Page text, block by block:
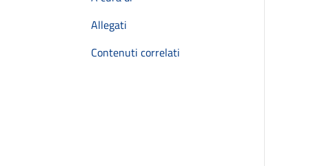
Allegati
Contenuti correlati